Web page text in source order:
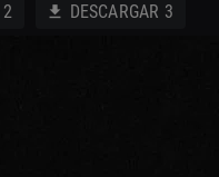
2 download DESCARGAR 3